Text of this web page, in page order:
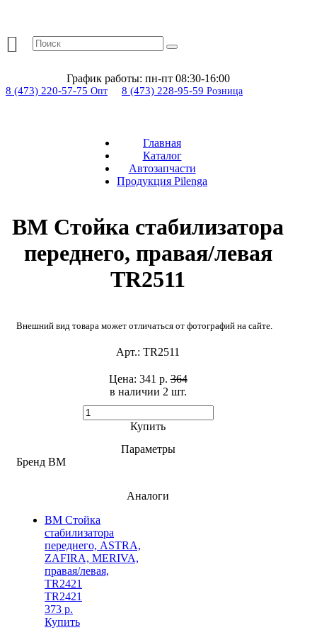
График работы: пн-пт 08:30-16:00
8 (473) 220-57-75 Опт 8 (473) 228-95-59 Розница
Главная
Каталог
Автозапчасти
Продукция Pilenga
BM Стойка стабилизатора
переднего, правая/левая
TR2511
Внешний вид товара может отличаться от фотографий на сайте.
Арт.: TR2511
в наличии 2 шт. ​
Цена: 341 р.364
Купить
Параметры
Бренд BM
Аналоги
BM Стойка
стабилизатора
переднего, ASTRA,
ZAFIRA, MERIVA,
правая/левая,
TR2421
TR2421
373 р.
Купить